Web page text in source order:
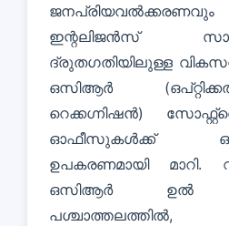
ഇന്റലിജൻസ്
ദ്രുതഗതിയിലുള്ള
ഒസിആർ
റെക്കഗ്നിഷൻ)
ഓഫീസുകൾക്ക്
ഉപകരണമായി മാറി.
ഒസിആർ ഉൽ